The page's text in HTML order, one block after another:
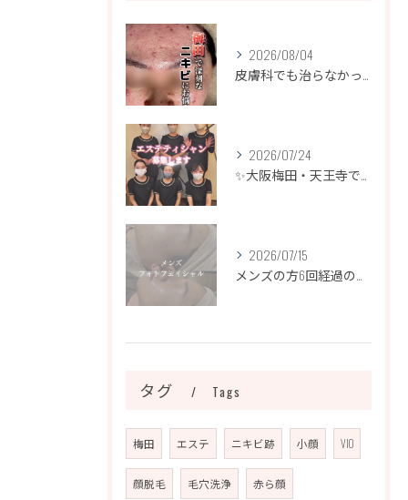
2026/08/04
皮膚科でも治らなかったニキビ、諦めるのはまだ早いです！
2026/07/24
✨大阪梅田・天王寺でエステティシャン募集✨
2026/07/15
メンズの方6回経過のお写真になります📷✨
タグ Tags
梅田 エステ ニキビ跡 小顔 VIO
顔脱毛 毛穴洗浄 赤ら顔